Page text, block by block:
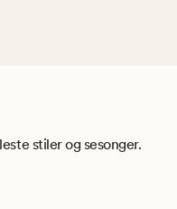
stiler og sesonger.